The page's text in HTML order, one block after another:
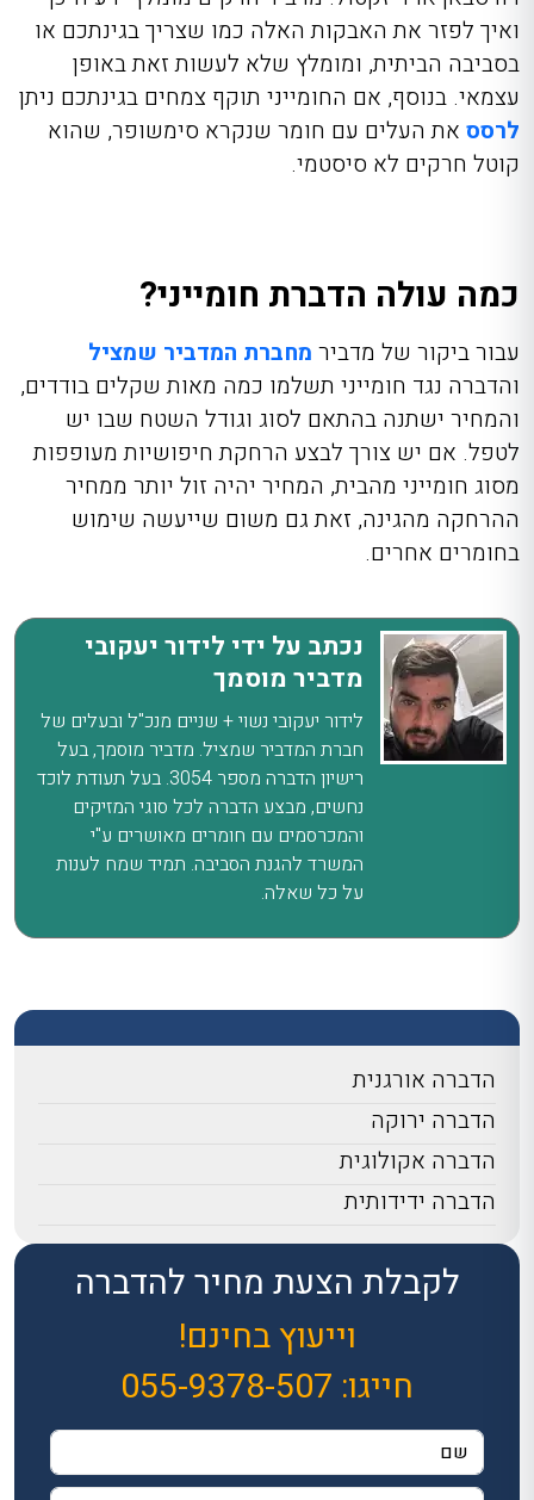
לקבלת הצעת מחיר להדברה
וייעוץ בחינם!
חייגו: 055-9378-507
ואיך לפזר את האבקות האלה כמו שצריך בגינתכם או
בסביבה הביתית, ומומלץ שלא לעשות זאת באופן
עצמאי. בנוסף, אם החומייני תוקף צמחים בגינתכם ניתן
לרסס את העלים עם חומר שנקרא סימשופר, שהוא
קוטל חרקים לא סיסטמי.
כמה עולה הדברת חומייני?
עבור ביקור של מדביר מחברת המדביר שמציל
והדברה נגד חומייני תשלמו כמה מאות שקלים בודדים,
והמחיר ישתנה בהתאם לסוג וגודל השטח שבו יש
לטפל. אם יש צורך לבצע הרחקת חיפושיות מעופפות
מסוג חומייני מהבית, המחיר יהיה זול יותר ממחיר
ההרחקה מהגינה, זאת גם משום שייעשה שימוש
בחומרים אחרים.
נכתב על ידי לידור יעקובי
מדביר מוסמך
לידור יעקובי נשוי + שניים מנכ"ל ובעלים של
חברת המדביר שמציל. מדביר מוסמך, בעל
רישיון הדברה מספר 3054. בעל תעודת לוכד
נחשים, מבצע הדברה לכל סוגי המזיקים
והמכרסמים עם חומרים מאושרים ע"י
המשרד להגנת הסביבה. תמיד שמח לענות
על כל שאלה.
הדברה אורגנית
הדברה ירוקה
הדברה אקולוגית
הדברה ידידותית